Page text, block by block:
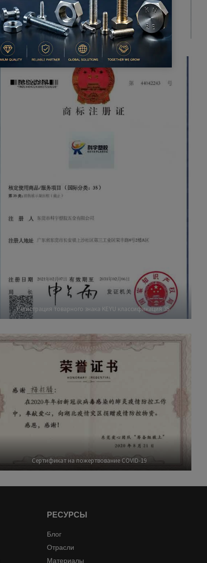
Регистрация товарного знака KEYU классификация 35
Сертификат на пожертвование COVID-19
РЕСУРСЫ
Блог
Отрасли
Материалы